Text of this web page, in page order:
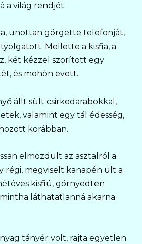
a világ rendjét.
unottan görgette telefonját,
Mellette a kisfia, a
két kézzel szorított egy
és mohón evett.
állt sült csirkedarabokkal,
valamint egy tál édesség,
korábban.
elmozdult az asztalról a
régi, megviselt kanapén ült a
kisfiú, görnyedten
láthatatlanná akarna
tányér volt, rajta egyetlen